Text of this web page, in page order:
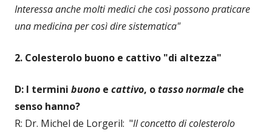
Interessa anche molti medici che così possono praticare
una medicina per così dire sistematica"
2. Colesterolo buono e cattivo "di altezza"
D: I termini buono e cattivo, otasso normale che
senso hanno?
R: Dr. Michel de Lorgeril: "Il concetto di colesterolo